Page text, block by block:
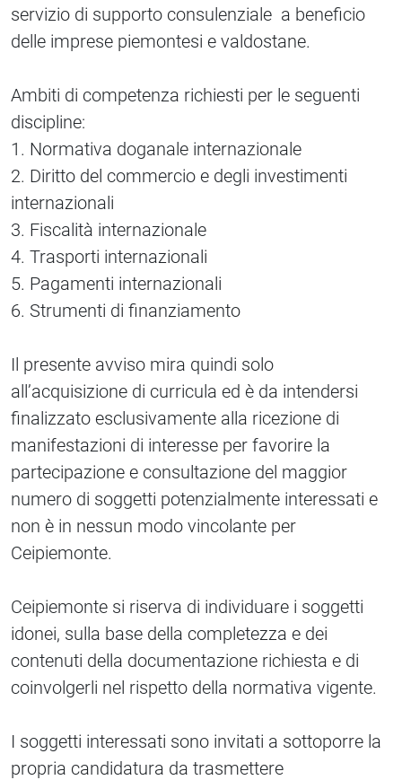
servizio di supporto consulenziale a beneficio
delle imprese piemontesi e valdostane.
Ambiti di competenza richiesti per le seguenti
discipline:
1. Normativa doganale internazionale
2. Diritto del commercio e degli investimenti
internazionali
3. Fiscalità internazionale
4. Trasporti internazionali
5. Pagamenti internazionali
6. Strumenti di finanziamento
Il presente avviso mira quindi solo
all’acquisizione di curricula ed è da intendersi
finalizzato esclusivamente alla ricezione di
manifestazioni di interesse per favorire la
partecipazione e consultazione del maggior
numero di soggetti potenzialmente interessati e
non è in nessun modo vincolante per
Ceipiemonte.
Ceipiemonte si riserva di individuare i soggetti
idonei, sulla base della completezza e dei
contenuti della documentazione richiesta e di
coinvolgerli nel rispetto della normativa vigente.
I soggetti interessati sono invitati a sottoporre la
propria candidatura da trasmettere